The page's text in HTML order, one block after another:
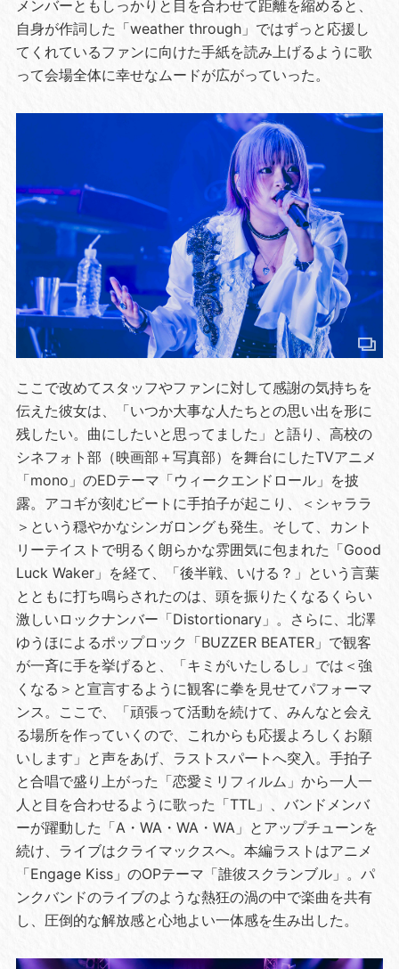
メンバーともしっかりと目を合わせて距離を縮めると、
自身が作詞した「weather through」ではずっと応援し
てくれているファンに向けた手紙を読み上げるように歌
って会場全体に幸せなムードが広がっていった。
ここで改めてスタッフやファンに対して感謝の気持ちを
伝えた彼女は、「いつか大事な人たちとの思い出を形に
残したい。曲にしたいと思ってました」と語り、高校の
シネフォト部（映画部＋写真部）を舞台にしたTVアニメ
「mono」のEDテーマ「ウィークエンドロール」を披
露。アコギが刻むビートに手拍子が起こり、＜シャララ
＞という穏やかなシンガロングも発生。そして、カント
リーテイストで明るく朗らかな雰囲気に包まれた「Good
Luck Waker」を経て、「後半戦、いける？」という言葉
とともに打ち鳴らされたのは、頭を振りたくなるくらい
激しいロックナンバー「Distortionary」。さらに、北澤
ゆうほによるポップロック「BUZZER BEATER」で観客
が一斉に手を挙げると、「キミがいたしるし」では＜強
くなる＞と宣言するように観客に拳を見せてパフォーマ
ンス。ここで、「頑張って活動を続けて、みんなと会え
る場所を作っていくので、これからも応援よろしくお願
いします」と声をあげ、ラストスパートへ突入。手拍子
と合唱で盛り上がった「恋愛ミリフィルム」から一人一
人と目を合わせるように歌った「TTL」、バンドメンバ
ーが躍動した「A・WA・WA・WA」とアップチューンを
続け、ライブはクライマックスへ。本編ラストはアニメ
「Engage Kiss」のOPテーマ「誰彼スクランブル」。パ
ンクバンドのライブのような熱狂の渦の中で楽曲を共有
し、圧倒的な解放感と心地よい一体感を生み出した。